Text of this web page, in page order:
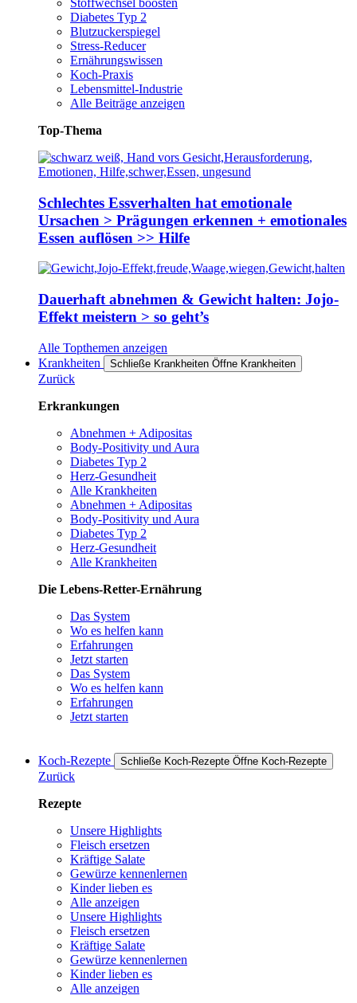
Stoffwechsel boosten
Diabetes Typ 2
Blutzuckerspiegel
Stress-Reducer
Ernährungswissen
Koch-Praxis
Lebensmittel-Industrie
Alle Beiträge anzeigen
Top-Thema
Schlechtes Essverhalten hat emotionale
Ursachen > Prägungen erkennen + emotionales
Essen auflösen >> Hilfe
Dauerhaft abnehmen & Gewicht halten: Jojo-
Effekt meistern > so geht’s
Alle Topthemen anzeigen
Krankheiten
Schließe Krankheiten Öffne Krankheiten
Zurück
Erkrankungen
Abnehmen + Adipositas
Body-Positivity und Aura
Diabetes Typ 2
Herz-Gesundheit
Alle Krankheiten
Abnehmen + Adipositas
Body-Positivity und Aura
Diabetes Typ 2
Herz-Gesundheit
Alle Krankheiten
Die Lebens-Retter-Ernährung
Das System
Wo es helfen kann
Erfahrungen
Jetzt starten
Das System
Wo es helfen kann
Erfahrungen
Jetzt starten
Koch-Rezepte Schließe Koch-Rezepte Öffne Koch-Rezepte
Zurück
Rezepte
Unsere Highlights
Fleisch ersetzen
Kräftige Salate
Gewürze kennenlernen
Kinder lieben es
Alle anzeigen
Unsere Highlights
Fleisch ersetzen
Kräftige Salate
Gewürze kennenlernen
Kinder lieben es
Alle anzeigen